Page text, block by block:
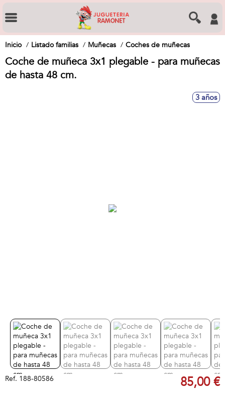
Inicio Listado familias Muñecas Coches de muñecas
Coche de muñeca 3x1 plegable - para muñecas
de hasta 48 cm.
3 años
Ref. 188-80586 85,00 €